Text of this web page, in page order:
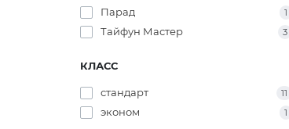
Парад 1
Тайфун Мастер 3
КЛАСС
стандарт 11
эконом 1